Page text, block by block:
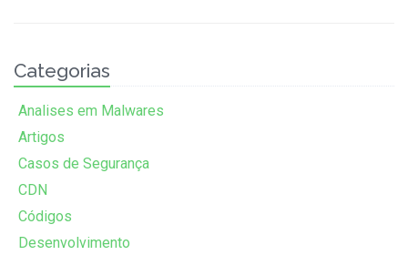
Categorias
Analises em Malwares
Artigos
Casos de Segurança
CDN
Códigos
Desenvolvimento